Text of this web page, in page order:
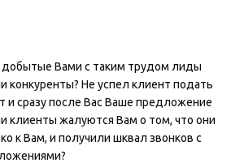
добытые Вами с таким трудом лиды
конкуренты? Не успел клиент подать
и сразу после Вас Ваше предложение
клиенты жалуются Вам о том, что они
к Вам, и получили шквал звонков с